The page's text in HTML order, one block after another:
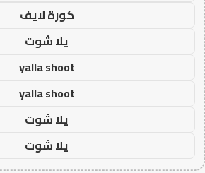
كورة لايف
يلا شوت
yalla shoot
yalla shoot
يلا شوت
يلا شوت